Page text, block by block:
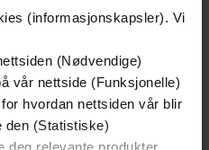
(informasjonskapsler). Vi
(Nødvendige)
vår nettside (Funksjonelle)
hvordan nettsiden vår blir
den (Statistiske)
relevante produkter,